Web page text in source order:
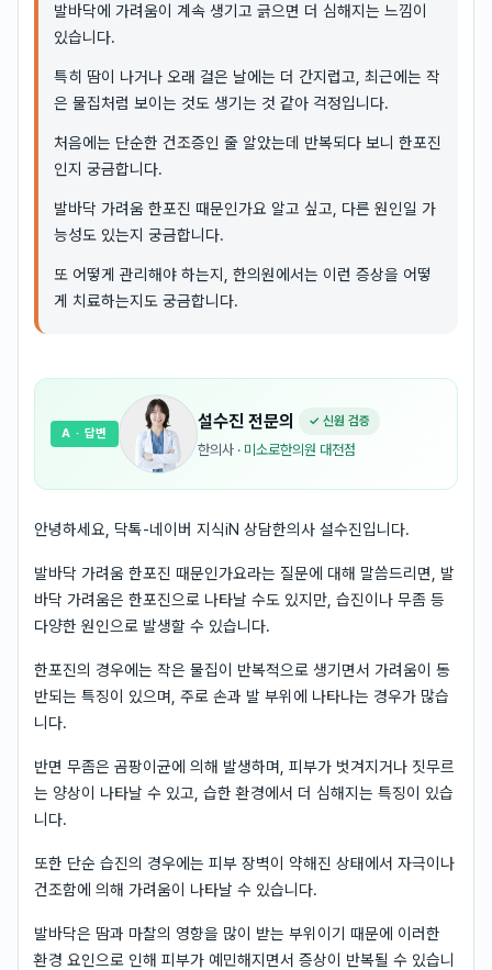
발바닥에 가려움이 계속 생기고 긁으면 더 심해지는 느낌이
있습니다.
특히 땀이 나거나 오래 걸은 날에는 더 간지럽고, 최근에는 작
은 물집처럼 보이는 것도 생기는 것 같아 걱정입니다.
처음에는 단순한 건조증인 줄 알았는데 반복되다 보니 한포진
인지 궁금합니다.
발바닥 가려움 한포진 때문인가요 알고 싶고, 다른 원인일 가
능성도 있는지 궁금합니다.
또 어떻게 관리해야 하는지, 한의원에서는 이런 증상을 어떻
게 치료하는지도 궁금합니다.
설수진 전문의 ✓ 신원 검증
한의사 · 미소로한의원 대전점
A · 답변
안녕하세요, 닥톡-네이버 지식iN 상담한의사 설수진입니다.
발바닥 가려움 한포진 때문인가요라는 질문에 대해 말씀드리면, 발
바닥 가려움은 한포진으로 나타날 수도 있지만, 습진이나 무좀 등
다양한 원인으로 발생할 수 있습니다.
한포진의 경우에는 작은 물집이 반복적으로 생기면서 가려움이 동
반되는 특징이 있으며, 주로 손과 발 부위에 나타나는 경우가 많습
니다.
반면 무좀은 곰팡이균에 의해 발생하며, 피부가 벗겨지거나 짓무르
는 양상이 나타날 수 있고, 습한 환경에서 더 심해지는 특징이 있습
니다.
또한 단순 습진의 경우에는 피부 장벽이 약해진 상태에서 자극이나
건조함에 의해 가려움이 나타날 수 있습니다.
발바닥은 땀과 마찰의 영향을 많이 받는 부위이기 때문에 이러한
환경 요인으로 인해 피부가 예민해지면서 증상이 반복될 수 있습니